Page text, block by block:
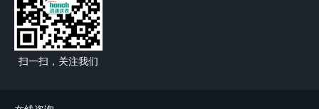
扫一扫，关注我们